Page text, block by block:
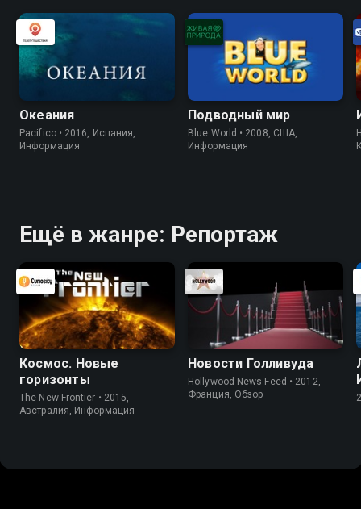
Океания
Pacifico • 2016, Испания,
Информация
Подводный мир
Blue World • 2008, США,
Информация
Ещё в жанре: Репортаж
Космос. Новые
горизонты
The New Frontier • 2015,
Австралия, Информация
Новости Голливуда
Hollywood News Feed • 2012,
Франция, Обзор